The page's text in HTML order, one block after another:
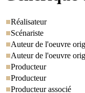
Réalisateur
Scénariste
Auteur de l'oeuvre
Auteur de l'oeuvre
Producteur
Producteur
Producteur associé